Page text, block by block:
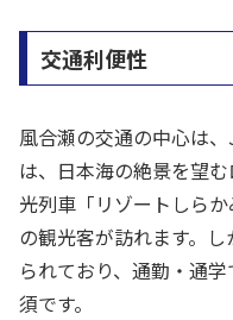
交通利便性
風合瀬の交通の中心は
は、日本海の絶景を望
光列車「リゾートしら
の観光客が訪れます。
られており、通勤・通
須です。